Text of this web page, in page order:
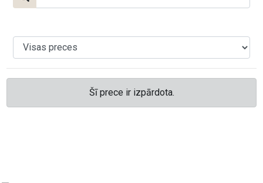
Šī prece ir izpārdota.